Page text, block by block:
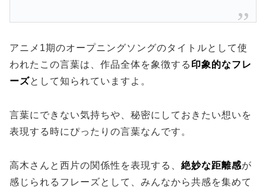
アニメ1期のオープニングソングのタイトルとして使
われたこの言葉は、作品全体を象徴する 印象的なフレ
ーズとして知られていますよ。
言葉にできない気持ちや、秘密にしておきたい想いを
表現する時にぴったりの言葉なんです。
高木さんと西片の関係性を表現する、 絶妙な距離感が
感じられるフレーズとして、みんなから共感を集めて